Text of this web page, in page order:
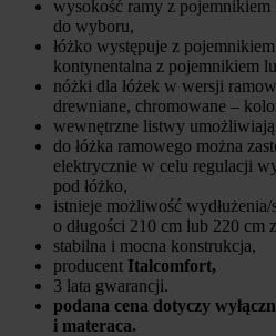
wysokość ramy z
do wyboru,
łóżko występuje z
kontynentalna z pojemnikiem
nóżki dla łóżek w wersji
drewniane, chromowane –
wewnętrzne listwy umożliwiają
do łóżka ramowego można
elektrycznie w celu regulacji
pod łóżko,
istnieje możliwość wydłużenia/
o długości 210 cm lub 220 cm
stabilna i mocna konstrukcja,
producent Italcomfort,
3 lata gwarancji.
podana cena dotyczy
i materaca.